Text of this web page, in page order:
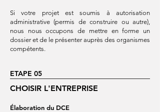
Si votre projet est soumis à autorisation
administrative (permis de construire ou autre),
nous nous occupons de mettre en forme un
dossier et de le présenter auprès des organismes
compétents.
ETAPE 05
CHOISIR L'ENTREPRISE
Élaboration du DCE